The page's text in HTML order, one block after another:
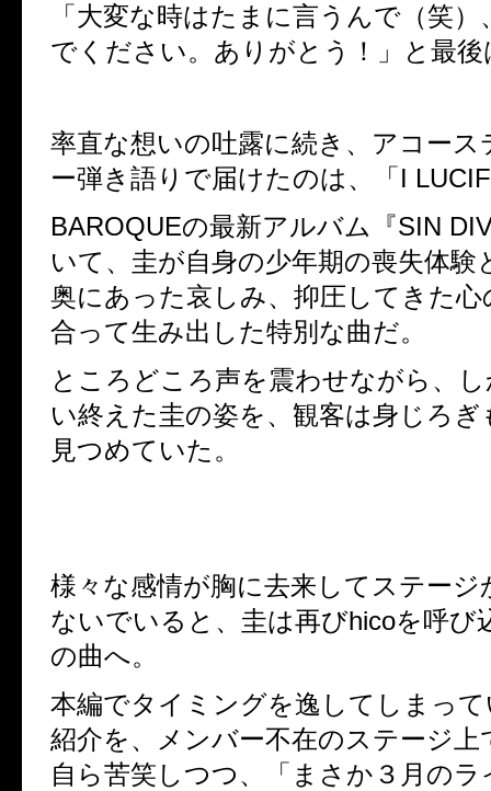
「大変な時はたまに言うんで（笑
でください。ありがとう！」と最
率直な想いの吐露に続き、アコー
ー弾き語りで届けたのは、「 I
BAROQUEの最新アルバム『SIN
いて、圭が自身の少年期の喪失体験
奥にあった哀しみ、抑圧してきた
合って生み出した特別な曲だ。
ところどころ声を震わせながら、
い終えた圭の姿を、観客は身じろ
見つめていた。
様々な感情が胸に去来してステージ
ないでいると、圭は再びhicoを呼び
の曲へ。
本編でタイミングを逸してしまっ
紹介を、メンバー不在のステージ上
自ら苦笑しつつ、「まさか３月の